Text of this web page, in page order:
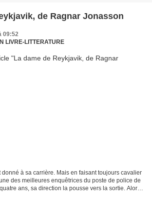
de Ragnar Jonasson
09:52
LIVRE-LITTERATURE
donné à sa carrière. Mais en faisant toujours cavalier
des meilleures enquêtrices du poste de police de
ans, sa direction la pousse vers la sortie. Alors,